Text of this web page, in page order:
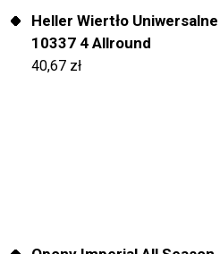
Heller Wiertło Uniwersalne
10337 4 Allround
40,67 zł